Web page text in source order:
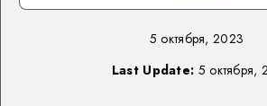
5 октября, 2023
Last Update: 5 октября,